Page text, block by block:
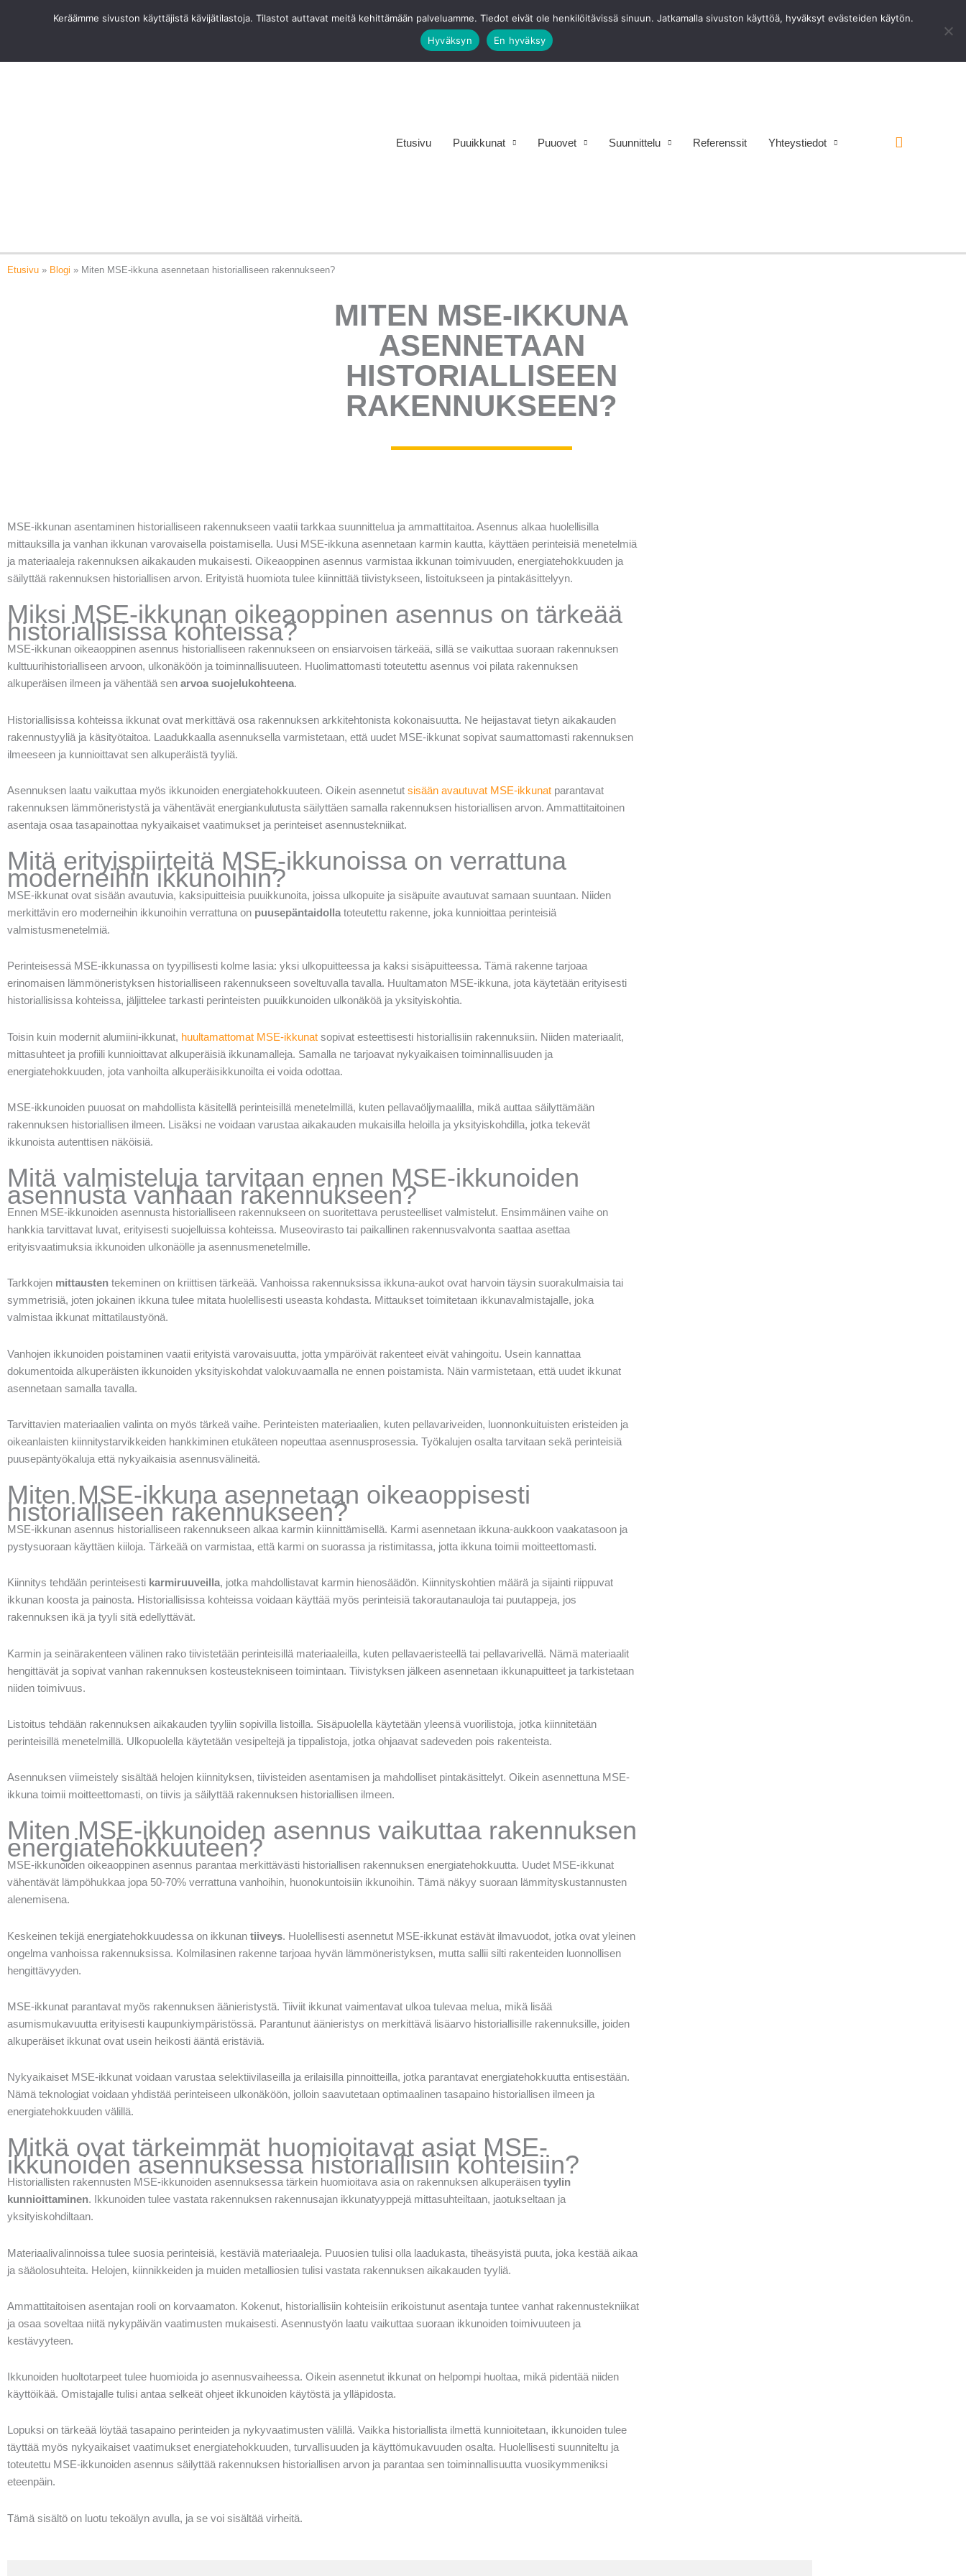
Ota Yhteyttä 0201 8768 80
Etusivu Puuikkunat Puuovet Suunnittelu Referenssit Yhteystiedot Hae
Etusivu » Blogi » Miten MSE-ikkuna asennetaan historialliseen rakennukseen?
MITEN MSE-IKKUNA
ASENNETAAN
HISTORIALLISEEN
RAKENNUKSEEN?
MSE-ikkunan asentaminen historialliseen rakennukseen vaatii tarkkaa suunnittelua ja ammattitaitoa. Asennus alkaa huolellisilla
mittauksilla ja vanhan ikkunan varovaisella poistamisella. Uusi MSE-ikkuna asennetaan karmin kautta, käyttäen perinteisiä menetelmiä
ja materiaaleja rakennuksen aikakauden mukaisesti. Oikeaoppinen asennus varmistaa ikkunan toimivuuden, energiatehokkuuden ja
säilyttää rakennuksen historiallisen arvon. Erityistä huomiota tulee kiinnittää tiivistykseen, listoitukseen ja pintakäsittelyyn.
Miksi MSE-ikkunan oikeaoppinen asennus on tärkeää
historiallisissa kohteissa?
MSE-ikkunan oikeaoppinen asennus historialliseen rakennukseen on ensiarvoisen tärkeää, sillä se vaikuttaa suoraan rakennuksen
kulttuurihistorialliseen arvoon, ulkonäköön ja toiminnallisuuteen. Huolimattomasti toteutettu asennus voi pilata rakennuksen
alkuperäisen ilmeen ja vähentää sen arvoa suojelukohteena.
Historiallisissa kohteissa ikkunat ovat merkittävä osa rakennuksen arkkitehtonista kokonaisuutta. Ne heijastavat tietyn aikakauden
rakennustyyliä ja käsityötaitoa. Laadukkaalla asennuksella varmistetaan, että uudet MSE-ikkunat sopivat saumattomasti rakennuksen
ilmeeseen ja kunnioittavat sen alkuperäistä tyyliä.
Asennuksen laatu vaikuttaa myös ikkunoiden energiatehokkuuteen. Oikein asennetut sisään avautuvat MSE-ikkunat parantavat
rakennuksen lämmöneristystä ja vähentävät energiankulutusta säilyttäen samalla rakennuksen historiallisen arvon. Ammattitaitoinen
asentaja osaa tasapainottaa nykyaikaiset vaatimukset ja perinteiset asennustekniikat.
Mitä erityispiirteitä MSE-ikkunoissa on verrattuna
moderneihin ikkunoihin?
MSE-ikkunat ovat sisään avautuvia, kaksipuitteisia puuikkunoita, joissa ulkopuite ja sisäpuite avautuvat samaan suuntaan. Niiden
merkittävin ero moderneihin ikkunoihin verrattuna on puusepäntaidolla toteutettu rakenne, joka kunnioittaa perinteisiä
valmistusmenetelmiä.
Perinteisessä MSE-ikkunassa on tyypillisesti kolme lasia: yksi ulkopuitteessa ja kaksi sisäpuitteessa. Tämä rakenne tarjoaa
erinomaisen lämmöneristyksen historialliseen rakennukseen soveltuvalla tavalla. Huultamaton MSE-ikkuna, jota käytetään erityisesti
historiallisissa kohteissa, jäljittelee tarkasti perinteisten puuikkunoiden ulkonäköä ja yksityiskohtia.
Toisin kuin modernit alumiini-ikkunat, huultamattomat MSE-ikkunat sopivat esteettisesti historiallisiin rakennuksiin. Niiden materiaalit,
mittasuhteet ja profiili kunnioittavat alkuperäisiä ikkunamalleja. Samalla ne tarjoavat nykyaikaisen toiminnallisuuden ja
energiatehokkuuden, jota vanhoilta alkuperäisikkunoilta ei voida odottaa.
MSE-ikkunoiden puuosat on mahdollista käsitellä perinteisillä menetelmillä, kuten pellavaöljymaalilla, mikä auttaa säilyttämään
rakennuksen historiallisen ilmeen. Lisäksi ne voidaan varustaa aikakauden mukaisilla heloilla ja yksityiskohdilla, jotka tekevät
ikkunoista autenttisen näköisiä.
Mitä valmisteluja tarvitaan ennen MSE-ikkunoiden
asennusta vanhaan rakennukseen?
Ennen MSE-ikkunoiden asennusta historialliseen rakennukseen on suoritettava perusteelliset valmistelut. Ensimmäinen vaihe on
hankkia tarvittavat luvat, erityisesti suojelluissa kohteissa. Museovirasto tai paikallinen rakennusvalvonta saattaa asettaa
erityisvaatimuksia ikkunoiden ulkonäölle ja asennusmenetelmille.
Tarkkojen mittausten tekeminen on kriittisen tärkeää. Vanhoissa rakennuksissa ikkuna-aukot ovat harvoin täysin suorakulmaisia tai
symmetrisiä, joten jokainen ikkuna tulee mitata huolellisesti useasta kohdasta. Mittaukset toimitetaan ikkunavalmistajalle, joka
valmistaa ikkunat mittatilaustyönä.
Vanhojen ikkunoiden poistaminen vaatii erityistä varovaisuutta, jotta ympäröivät rakenteet eivät vahingoitu. Usein kannattaa
dokumentoida alkuperäisten ikkunoiden yksityiskohdat valokuvaamalla ne ennen poistamista. Näin varmistetaan, että uudet ikkunat
asennetaan samalla tavalla.
Tarvittavien materiaalien valinta on myös tärkeä vaihe. Perinteisten materiaalien, kuten pellavariveiden, luonnonkuituisten eristeiden ja
oikeanlaisten kiinnitystarvikkeiden hankkiminen etukäteen nopeuttaa asennusprosessia. Työkalujen osalta tarvitaan sekä perinteisiä
puusepäntyökaluja että nykyaikaisia asennusvälineitä.
Miten MSE-ikkuna asennetaan oikeaoppisesti
historialliseen rakennukseen?
MSE-ikkunan asennus historialliseen rakennukseen alkaa karmin kiinnittämisellä. Karmi asennetaan ikkuna-aukkoon vaakatasoon ja
pystysuoraan käyttäen kiiloja. Tärkeää on varmistaa, että karmi on suorassa ja ristimitassa, jotta ikkuna toimii moitteettomasti.
Kiinnitys tehdään perinteisesti karmiruuveilla, jotka mahdollistavat karmin hienosäädön. Kiinnityskohtien määrä ja sijainti riippuvat
ikkunan koosta ja painosta. Historiallisissa kohteissa voidaan käyttää myös perinteisiä takorautanauloja tai puutappeja, jos
rakennuksen ikä ja tyyli sitä edellyttävät.
Karmin ja seinärakenteen välinen rako tiivistetään perinteisillä materiaaleilla, kuten pellavaeristeellä tai pellavarivellä. Nämä materiaalit
hengittävät ja sopivat vanhan rakennuksen kosteustekniseen toimintaan. Tiivistyksen jälkeen asennetaan ikkunapuitteet ja tarkistetaan
niiden toimivuus.
Listoitus tehdään rakennuksen aikakauden tyyliin sopivilla listoilla. Sisäpuolella käytetään yleensä vuorilistoja, jotka kiinnitetään
perinteisillä menetelmillä. Ulkopuolella käytetään vesipeltejä ja tippalistoja, jotka ohjaavat sadeveden pois rakenteista.
Asennuksen viimeistely sisältää helojen kiinnityksen, tiivisteiden asentamisen ja mahdolliset pintakäsittelyt. Oikein asennettuna MSE-
ikkuna toimii moitteettomasti, on tiivis ja säilyttää rakennuksen historiallisen ilmeen.
Miten MSE-ikkunoiden asennus vaikuttaa rakennuksen
energiatehokkuuteen?
MSE-ikkunoiden oikeaoppinen asennus parantaa merkittävästi historiallisen rakennuksen energiatehokkuutta. Uudet MSE-ikkunat
vähentävät lämpöhukkaa jopa 50-70% verrattuna vanhoihin, huonokuntoisiin ikkunoihin. Tämä näkyy suoraan lämmityskustannusten
alenemisena.
Keskeinen tekijä energiatehokkuudessa on ikkunan tiiveys. Huolellisesti asennetut MSE-ikkunat estävät ilmavuodot, jotka ovat yleinen
ongelma vanhoissa rakennuksissa. Kolmilasinen rakenne tarjoaa hyvän lämmöneristyksen, mutta sallii silti rakenteiden luonnollisen
hengittävyyden.
MSE-ikkunat parantavat myös rakennuksen äänieristystä. Tiiviit ikkunat vaimentavat ulkoa tulevaa melua, mikä lisää
asumismukavuutta erityisesti kaupunkiympäristössä. Parantunut äänieristys on merkittävä lisäarvo historiallisille rakennuksille, joiden
alkuperäiset ikkunat ovat usein heikosti ääntä eristäviä.
Nykyaikaiset MSE-ikkunat voidaan varustaa selektiivilaseilla ja erilaisilla pinnoitteilla, jotka parantavat energiatehokkuutta entisestään.
Nämä teknologiat voidaan yhdistää perinteiseen ulkonäköön, jolloin saavutetaan optimaalinen tasapaino historiallisen ilmeen ja
energiatehokkuuden välillä.
Mitkä ovat tärkeimmät huomioitavat asiat MSE-
ikkunoiden asennuksessa historiallisiin kohteisiin?
Historiallisten rakennusten MSE-ikkunoiden asennuksessa tärkein huomioitava asia on rakennuksen alkuperäisen tyylin
kunnioittaminen. Ikkunoiden tulee vastata rakennuksen rakennusajan ikkunatyyppejä mittasuhteiltaan, jaotukseltaan ja
yksityiskohdiltaan.
Materiaalivalinnoissa tulee suosia perinteisiä, kestäviä materiaaleja. Puuosien tulisi olla laadukasta, tiheäsyistä puuta, joka kestää aikaa
ja sääolosuhteita. Helojen, kiinnikkeiden ja muiden metalliosien tulisi vastata rakennuksen aikakauden tyyliä.
Ammattitaitoisen asentajan rooli on korvaamaton. Kokenut, historiallisiin kohteisiin erikoistunut asentaja tuntee vanhat rakennustekniikat
ja osaa soveltaa niitä nykypäivän vaatimusten mukaisesti. Asennustyön laatu vaikuttaa suoraan ikkunoiden toimivuuteen ja
kestävyyteen.
Ikkunoiden huoltotarpeet tulee huomioida jo asennusvaiheessa. Oikein asennetut ikkunat on helpompi huoltaa, mikä pidentää niiden
käyttöikää. Omistajalle tulisi antaa selkeät ohjeet ikkunoiden käytöstä ja ylläpidosta.
Lopuksi on tärkeää löytää tasapaino perinteiden ja nykyvaatimusten välillä. Vaikka historiallista ilmettä kunnioitetaan, ikkunoiden tulee
täyttää myös nykyaikaiset vaatimukset energiatehokkuuden, turvallisuuden ja käyttömukavuuden osalta. Huolellisesti suunniteltu ja
toteutettu MSE-ikkunoiden asennus säilyttää rakennuksen historiallisen arvon ja parantaa sen toiminnallisuutta vuosikymmeniksi
eteenpäin.
Tämä sisältö on luotu tekoälyn avulla, ja se voi sisältää virheitä.
Keräämme sivuston käyttäjistä kävijätilastoja. Tilastot auttavat meitä kehittämään palveluamme. Tiedot eivät ole henkilöitävissä sinuun. Jatkamalla sivuston käyttöä, hyväksyt evästeiden käytön.
Hyväksyn
En hyväksy